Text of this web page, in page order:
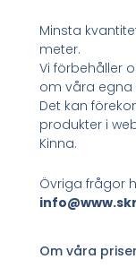
Minsta
meter.
Vi förbehåller
om våra egna
Det kan
produkter i
Kinna.
Övriga frågor
Om våra